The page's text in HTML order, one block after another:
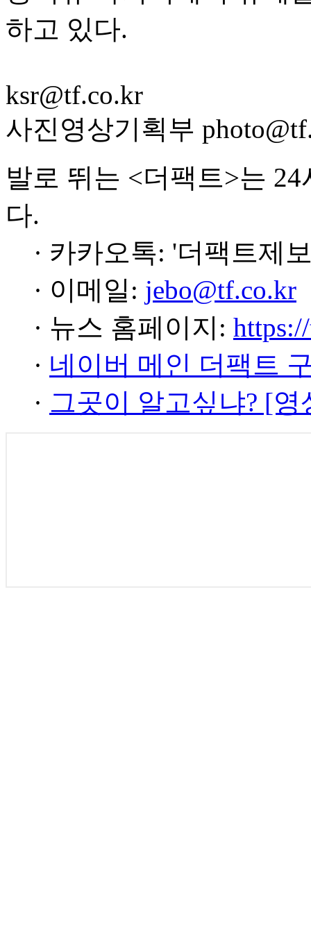
하고 있다.
ksr@tf.co.kr
사진영상기획부
발로 뛰는 <더팩트>는
다.
· 카카오톡: '더팩트제
· 이메일: jebo@tf.co.kr
· 뉴스 홈페이지:
· 네이버 메인 더팩트
· 그곳이 알고싶냐? [